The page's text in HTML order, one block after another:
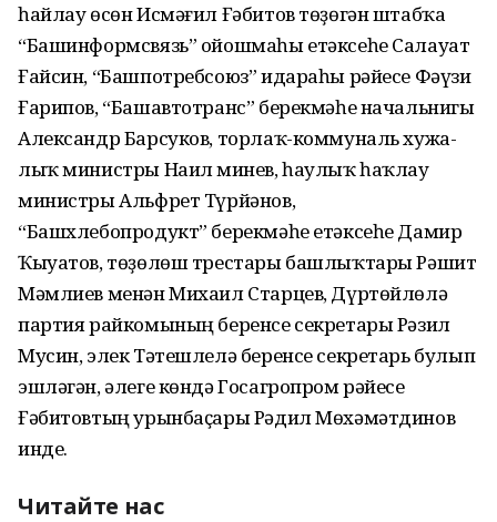
һайлау өсөн Исмәғил Ғәбитов төҙөгән штабҡа
“Баш­информсвязь” ойошмаһы етәксеһе Салауат
Ғайсин, “Башпот­ребсоюз” идараһы рәйесе Фәүзи
Ғарипов, “Башавтотранс” бе­рекмәһе начальнигы
Александр Барсуков, торлаҡ-коммуналь хужа­
лыҡ министры Наил Әминев, һаулыҡ һаҡлау
министры Альфрет Түрйәнов,
“Башхлебопродукт” берекмәһе етәксеһе Дамир
Ҡыуатов, төҙөлөш трестары башлыҡ­тары Рәшит
Мәмлиев менән Михаил Старцев, Дүртөйлөлә
партия райкомының беренсе секретары Рәзил
Му­син, элек Тәтеш­лелә беренсе секретарь булып
эшләгән, әлеге көндә Госагропром рәйесе
Ғәбитовтың урынбаҫары Рәдил Мөхәмәтдинов
инде.
Читайте нас